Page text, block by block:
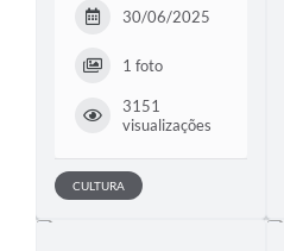
30/06/2025
1 foto
3151
visualizações
CULTURA